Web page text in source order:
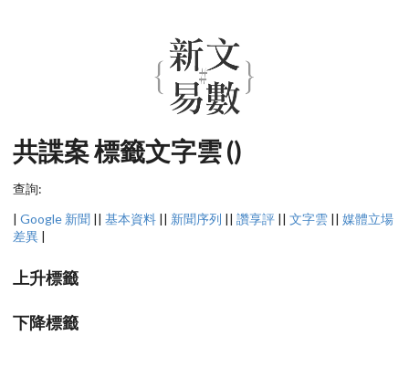
共諜案 標籤文字雲 ()
查詢:
| Google 新聞 || 基本資料 || 新聞序列 || 讚享評 || 文字雲 || 媒體立場
差異 |
上升標籤
下降標籤